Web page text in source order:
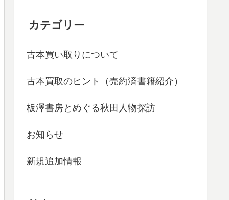
カテゴリー
古本買い取りについて
古本買取のヒント（売約済書籍紹介）
板澤書房とめぐる秋田人物探訪
お知らせ
新規追加情報